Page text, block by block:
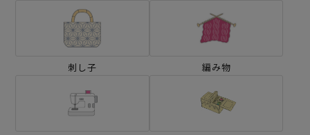
刺し子 編み物